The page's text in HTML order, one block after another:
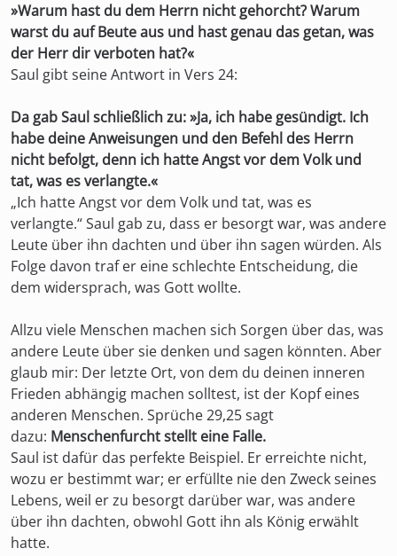
»Warum hast du dem Herrn nicht gehorcht? Warum
warst du auf Beute aus und hast genau das getan, was
der Herr dir verboten hat?«
Saul gibt seine Antwort in Vers 24:
Da gab Saul schließlich zu: »Ja, ich habe gesündigt. Ich
habe deine Anweisungen und den Befehl des Herrn
nicht befolgt, denn ich hatte Angst vor dem Volk und
tat, was es verlangte.«
„Ich hatte Angst vor dem Volk und tat, was es
verlangte.“ Saul gab zu, dass er besorgt war, was andere
Leute über ihn dachten und über ihn sagen würden. Als
Folge davon traf er eine schlechte Entscheidung, die
dem widersprach, was Gott wollte.
Allzu viele Menschen machen sich Sorgen über das, was
andere Leute über sie denken und sagen könnten. Aber
glaub mir: Der letzte Ort, von dem du deinen inneren
Frieden abhängig machen solltest, ist der Kopf eines
anderen Menschen. Sprüche 29,25 sagt
dazu: Menschenfurcht stellt eine Falle.
Saul ist dafür das perfekte Beispiel. Er erreichte nicht,
wozu er bestimmt war; er erfüllte nie den Zweck seines
Lebens, weil er zu besorgt darüber war, was andere
über ihn dachten, obwohl Gott ihn als König erwählt
hatte.